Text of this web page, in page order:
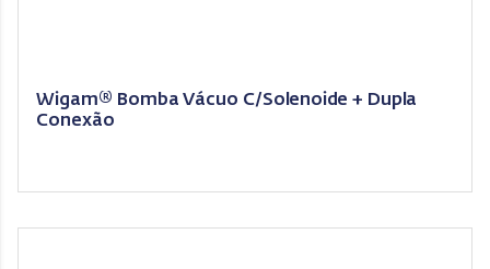
Wigam® Bomba Vácuo C/Solenoide + Dupla
Conexão